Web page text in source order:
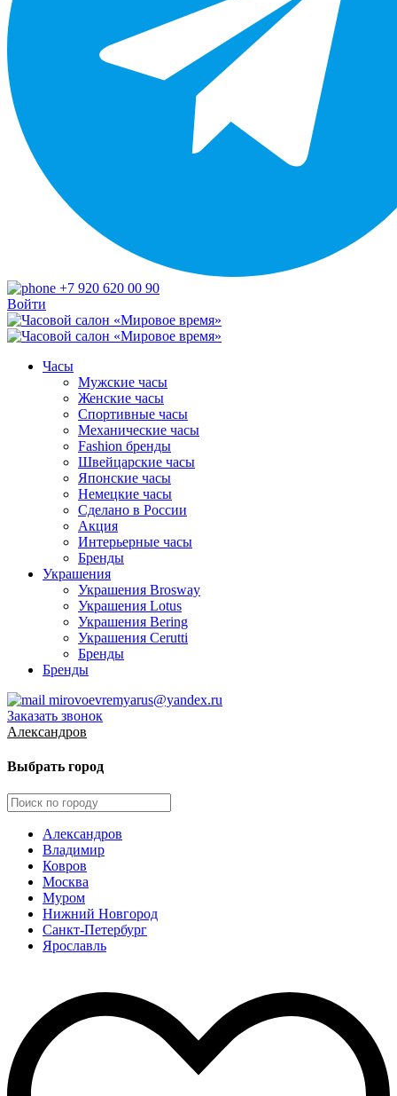
+7 920 620 00 90
Войти
Часы
Мужские часы
Женские часы
Спортивные часы
Механические часы
Fashion бренды
Швейцарские часы
Японские часы
Немецкие часы
Сделано в России
Акция
Интерьерные часы
Бренды
Украшения
Украшения Brosway
Украшения Lotus
Украшения Bering
Украшения Cerutti
Бренды
Бренды
mirovoevremyarus@yandex.ru
Заказать звонок
Александров
Выбрать город
Александров
Владимир
Ковров
Москва
Муром
Нижний Новгород
Санкт-Петербург
Ярославль